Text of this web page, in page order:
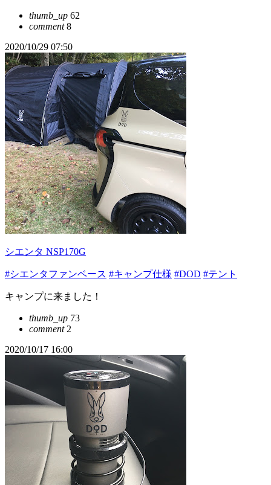
thumb_up 62
comment8
2020/10/29 07:50
シエンタ NSP170G
#シエンタファンベース #キャンプ仕様 #DOD #テント
キャンプに来ました！
thumb_up 73
comment2
2020/10/17 16:00